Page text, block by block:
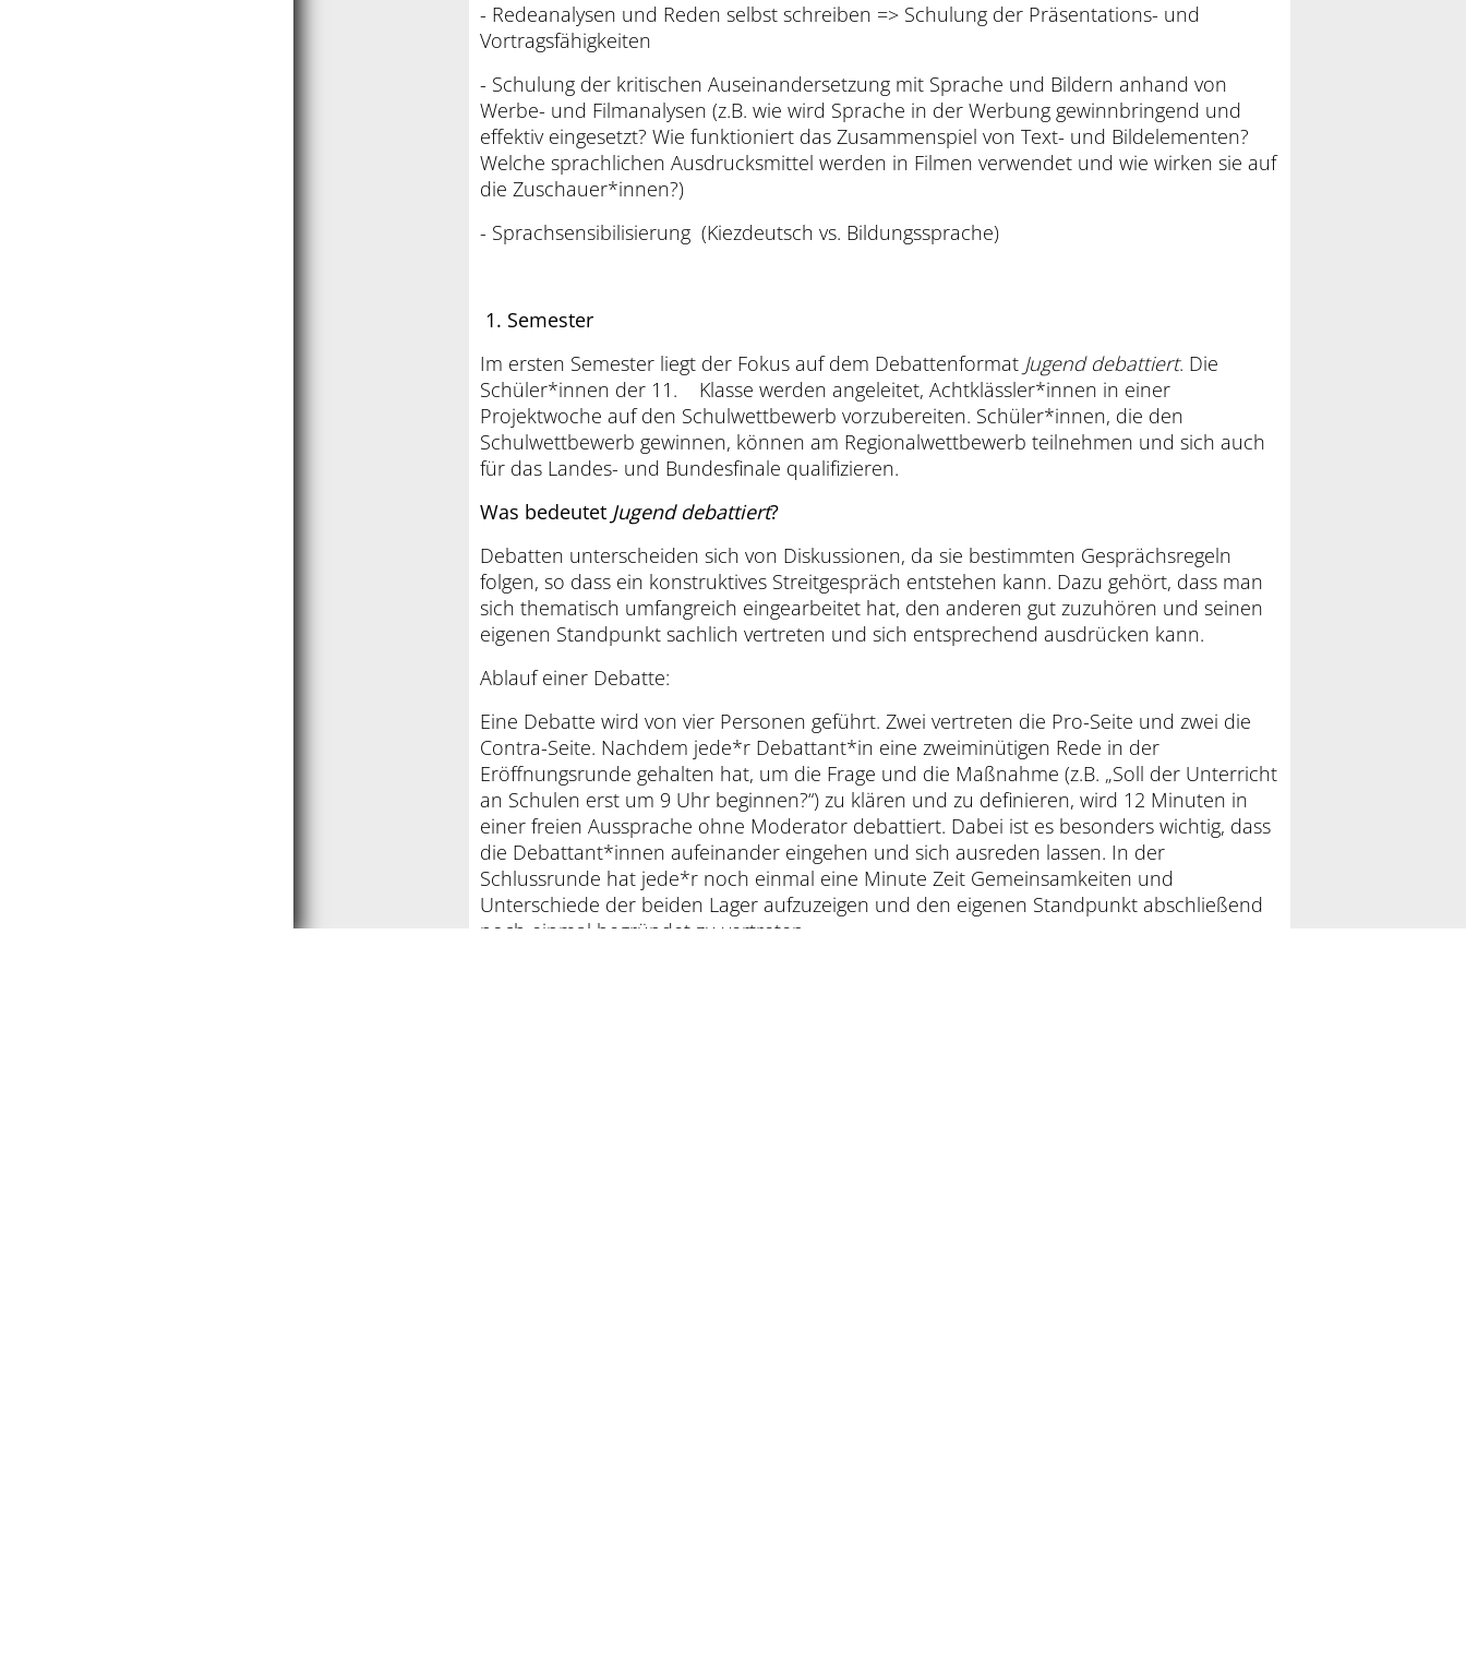
- Redeanalysen und Reden selbst schreiben => Schulung der Präsentations- und
Vortragsfähigkeiten
- Schulung der kritischen Auseinandersetzung mit Sprache und Bildern anhand von
Werbe- und Filmanalysen (z.B. wie wird Sprache in der Werbung gewinnbringend und
effektiv eingesetzt? Wie funktioniert das Zusammenspiel von Text- und Bildelementen?
Welche sprachlichen Ausdrucksmittel werden in Filmen verwendet und wie wirken sie auf
die Zuschauer*innen?)
- Sprachsensibilisierung (Kiezdeutsch vs. Bildungssprache)
1. Semester
Im ersten Semester liegt der Fokus auf dem Debattenformat Jugend debattiert. Die
Schüler*innen der 11. Klasse werden angeleitet, Achtklässler*innen in einer
Projektwoche auf den Schulwettbewerb vorzubereiten. Schüler*innen, die den
Schulwettbewerb gewinnen, können am Regionalwettbewerb teilnehmen und sich auch
für das Landes- und Bundesfinale qualifizieren.
Was bedeutet Jugend debattiert?
Debatten unterscheiden sich von Diskussionen, da sie bestimmten Gesprächsregeln
folgen, so dass ein konstruktives Streitgespräch entstehen kann. Dazu gehört, dass man
sich thematisch umfangreich eingearbeitet hat, den anderen gut zuzuhören und seinen
eigenen Standpunkt sachlich vertreten und sich entsprechend ausdrücken kann.
Ablauf einer Debatte:
Eine Debatte wird von vier Personen geführt. Zwei vertreten die Pro-Seite und zwei die
Contra-Seite. Nachdem jede*r Debattant*in eine zweiminütigen Rede in der
Eröffnungsrunde gehalten hat, um die Frage und die Maßnahme (z.B. „Soll der Unterricht
an Schulen erst um 9 Uhr beginnen?“) zu klären und zu definieren, wird 12 Minuten in
einer freien Aussprache ohne Moderator debattiert. Dabei ist es besonders wichtig, dass
die Debattant*innen aufeinander eingehen und sich ausreden lassen. In der
Schlussrunde hat jede*r noch einmal eine Minute Zeit Gemeinsamkeiten und
Unterschiede der beiden Lager aufzuzeigen und den eigenen Standpunkt abschließend
noch einmal begründet zu vertreten.